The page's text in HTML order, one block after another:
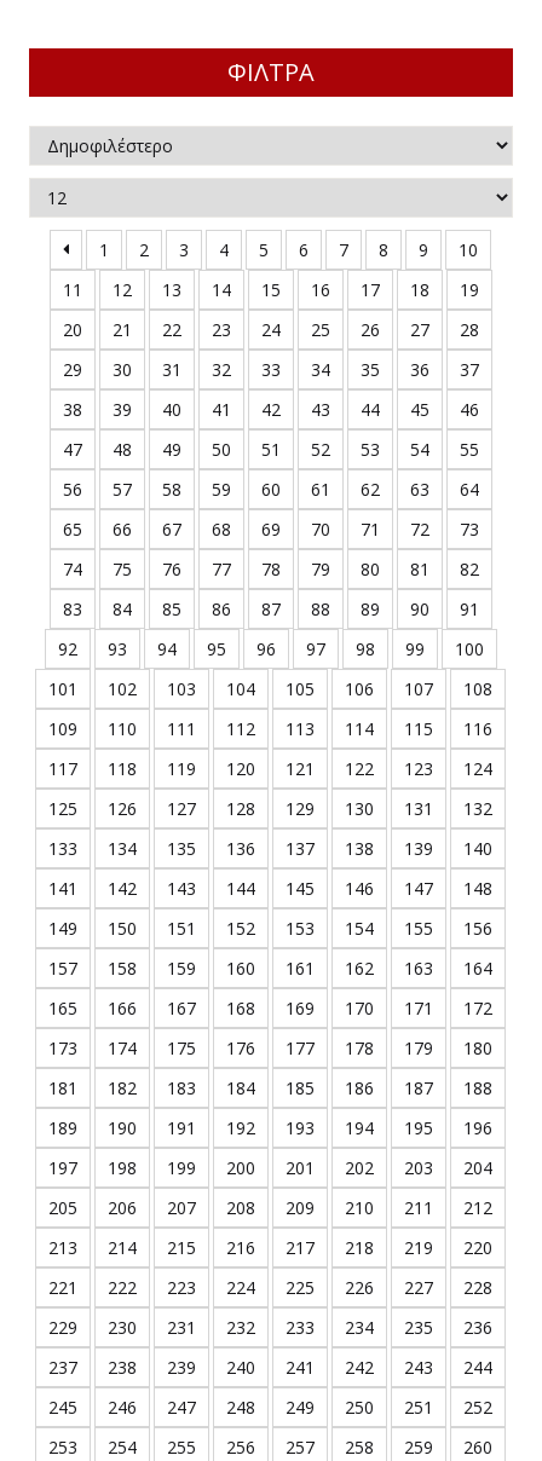
ΚΑΙ ΙΣΤΟΡΙΑ ΤΩΝ ΛΑΩΝ
"ΗΩΣ"
"ΕΛΛΗΝΙΚΗ ΔΗΜΙΟΥΡΓΙΑ"
- ΜΑΡΤΥΡΙΕΣ
ΒΟΗΘΗΜΑΤΑ
ΕΛΛΗΝΕΣ ΚΛΑΣΙΚΟΙ / ΣΤΕΡΕΟΤΥΠΕΣ
ΣΥΓΓΡΑΦΕΙΣ / ΣΤΕΡΕΟΤΥΠΕΣ ΕΚΔΟΣΕΙΣ
ΟΙΚΟΝΟΜΙΑ
ΒΙΒΛΙΑ
ΗΜΕΡΟΛΟΓΙΑ
ΧΡΟΝΟΣ ΚΑΙ ΧΟΜΠΙ
ΦΙΛΤΡΑ
1 2 3 4 5 6 7 8 9
10
11
12 13 14 15 16 17 18
19
20
21 22 23 24 25 26 27
28
29
30 31 32 33 34 35 36
37
38
39 40 41 42 43 44 45
46
47
48 49 50 51 52 53 54
55
56
57 58 59 60 61 62 63
64
65
66 67 68 69 70 71 72
73
74
75 76 77 78 79 80 81
82
83
84 85 86 87 88 89 90
91
92
93 94 95 96 97 98 99
100
101
102 103 104 105 106 107
108
109
110 111 112 113 114 115
116
117
118 119 120 121 122 123
124
125
126 127 128 129 130 131
132
133
134 135 136 137 138 139
140
141
142 143 144 145 146 147
148
149
150 151 152 153 154 155
156
157
158 159 160 161 162 163
164
165
166 167 168 169 170 171
172
173
174 175 176 177 178 179
180
181
182 183 184 185 186 187
188
189
190 191 192 193 194 195
196
197
198 199 200 201 202 203
204
205
206 207 208 209 210 211
212
213
214 215 216 217 218 219
220
221
222 223 224 225 226 227
228
229
230 231 232 233 234 235
236
237
238 239 240 241 242 243
244
245
246 247 248 249 250 251
252
253
254 255 256 257 258 259
260